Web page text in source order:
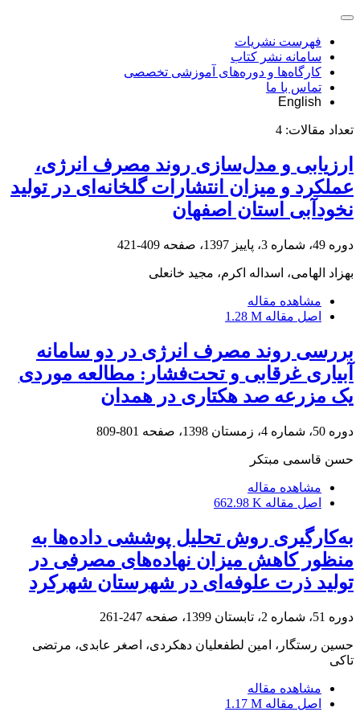
فهرست نشریات
سامانه نشر کتاب
کارگاه‌ها و دوره‌های آموزشی تخصصی
تماس با ما
English
تعداد مقالات: 4
ارزیابی و مدل‌سازی روند مصرف انرژی،
عملکرد و میزان انتشارات گلخانه‌ای در تولید
نخودآبی استان اصفهان
دوره 49، شماره 3، پاییز 1397، صفحه 409-421
بهزاد الهامی، اسداله اکرم، مجید خانعلی
مشاهده مقاله
اصل مقاله 1.28 M
بررسی روند مصرف انرژی در دو سامانه
آبیاری غرقابی و تحت‌فشار: مطالعه موردی
یک مزرعه صد هکتاری در همدان
دوره 50، شماره 4، زمستان 1398، صفحه 801-809
حسن قاسمی مبتکر
مشاهده مقاله
اصل مقاله 662.98 K
به‌کارگیری روش تحلیل پوششی داده‌ها به
منظور کاهش میزان نهاده‌های مصرفی در
تولید ذرت علوفه‌ای در شهرستان شهرکرد
دوره 51، شماره 2، تابستان 1399، صفحه 247-261
حسین رستگار، امین لطفعلیان دهکردی، اصغر عابدی، مرتضی
تاکی
مشاهده مقاله
اصل مقاله 1.17 M